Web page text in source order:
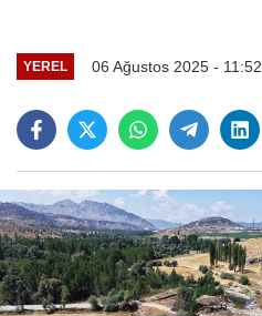
YEREL 06 Ağustos 2025 - 11:52